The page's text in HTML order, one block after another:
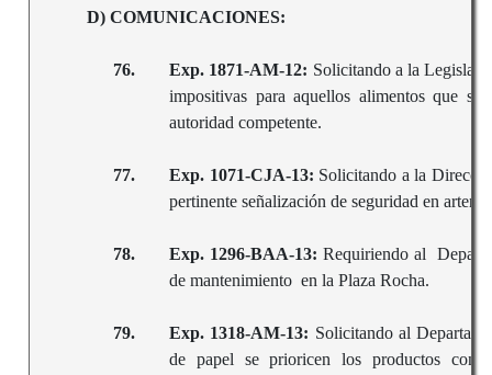
D) COMUNICACIONES:
76. Exp. 1871-AM-12: Solicitando a la
impositivas para aquellos alimentos que
autoridad competente.
77. Exp. 1071-CJA-13: Solicitando a la
pertinente señalización de seguridad en
78. Exp. 1296-BAA-13:Requiriendo al
de mantenimiento en la Plaza Rocha.
79. Exp. 1318-AM-13: Solicitando al
de papel se prioricen los productos con